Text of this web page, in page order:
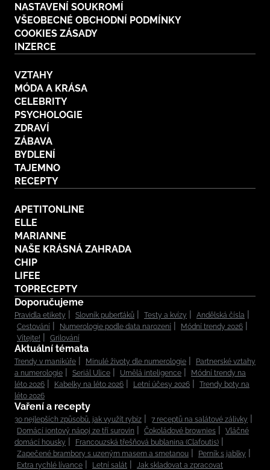
NASTAVENÍ SOUKROMÍ
VŠEOBECNÉ OBCHODNÍ PODMÍNKY
COOKIES ZÁSADY
INZERCE
VZTAHY
MÓDA A KRÁSA
CELEBRITY
PSYCHOLOGIE
ZDRAVÍ
ZÁBAVA
BYDLENÍ
TAJEMNO
RECEPTY
APETITONLINE
ELLE
MARIANNE
NAŠE KRÁSNÁ ZAHRADA
CHIP
LIFEE
TOPRECEPTY
Doporučujeme
Pravidla etikety Slovník puberťáků Testy a kvízy
Andělská čísla
Cestování
Numerologie podle data narození
Módní trendy 2026
Vítejte!
Grilování
Aktuální témata
Trendy v manikúře Minulé životy dle numerologie
Partnerské vztahy
a numerologie
Seriál Ulice Umělá inteligence
Módní trendy na
léto 2026
Kabelky na léto 2026 Letní účesy 2026
Trendy boty na
léto 2026
Vaření a recepty
30 nejlepších způsobů, jak využít rybíz
7 receptů na salátové zálivky
Domácí iontový nápoj ze tří surovin
Čokoládové brownies
Vláčné
domácí housky
Francouzská třešňová bublanina (Clafoutis)
Zapečené brambory s uzeným masem a smetanou
Perník s jablky
Extra rychlé lívance
Letní salát
Jak skladovat a zpracovat